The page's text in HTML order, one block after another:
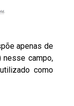
apenas de
nesse campo,
como